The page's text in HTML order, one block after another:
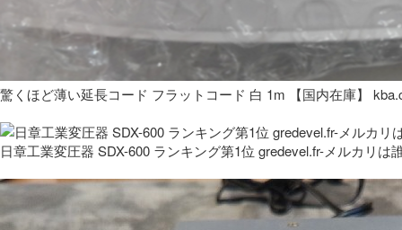
驚くほど薄い延長コード フラットコード 白 1m 【国内在庫】
日章工業変圧器 SDX-600 ランキング第1位 gredevel.fr-メルカリは